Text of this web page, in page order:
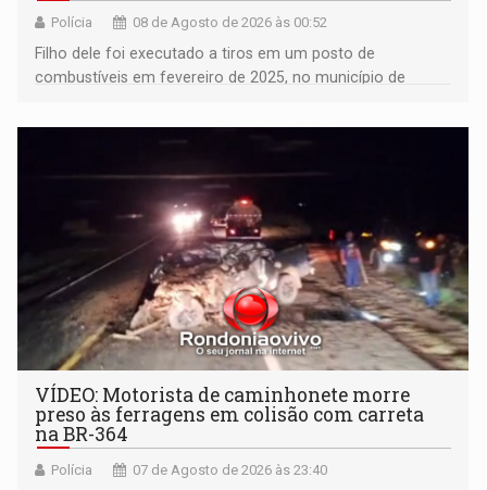
Polícia 08 de Agosto de 2026 às 00:52
Filho dele foi executado a tiros em um posto de
combustíveis em fevereiro de 2025, no município de
VÍDEO: Motorista de caminhonete morre
preso às ferragens em colisão com carreta
na BR-364
Polícia 07 de Agosto de 2026 às 23:40